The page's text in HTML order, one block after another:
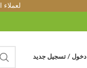
دخول / تسجيل جديد